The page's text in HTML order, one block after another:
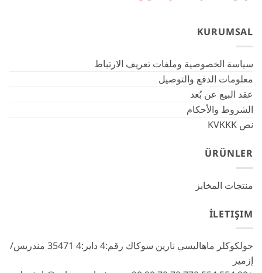
KURUMSAL
سياسة الخصوصية وملفات تعريف الارتباط
معلومات الدفع والتوصيل
عقد البيع عن بُعد
الشروط والأحكام
نص KVKKK
ÜRÜNLER
منتجات المخابز
İLETIŞIM
جولكوكلر ماهاليسي نارين سوكاك رقم:4 داير:4 35471 مندريس/
إزمير